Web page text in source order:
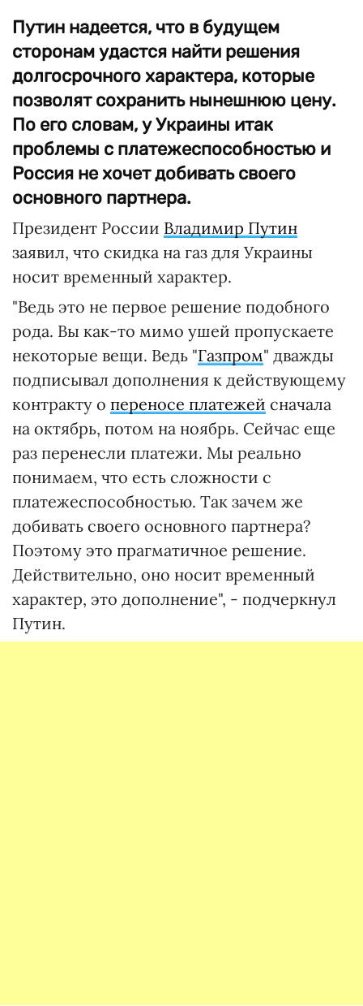
Путин надеется, что в будущем
сторонам удастся найти решения
долгосрочного характера, которые
позволят сохранить нынешнюю цену.
По его словам, у Украины итак
проблемы с платежеспособностью и
Россия не хочет добивать своего
основного партнера.
Президент России Владимир Путин
заявил, что скидка на газ для Украины
носит временный характер.
"Ведь это не первое решение подобного
рода. Вы как-то мимо ушей пропускаете
некоторые вещи. Ведь "Газпром" дважды
подписывал дополнения к действующему
контракту о переносе платежей сначала
на октябрь, потом на ноябрь. Сейчас еще
раз перенесли платежи. Мы реально
понимаем, что есть сложности с
платежеспособностью. Так зачем же
добивать своего основного партнера?
Поэтому это прагматичное решение.
Действительно, оно носит временный
характер, это дополнение", - подчеркнул
Путин.